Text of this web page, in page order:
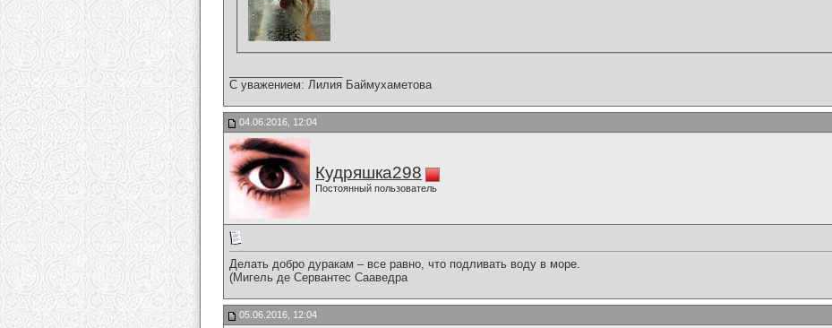
С уважением: Лилия Баймухаметова
04.06.2016, 12:04
Кудряшка298
Постоянный пользователь
Делать добро дуракам – все равно, что подливать воду в море.
(Мигель де Сервантес Сааведра
05.06.2016, 12:04